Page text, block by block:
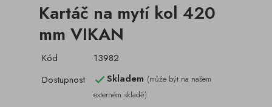
Kartáč na mytí kol 420
mm VIKAN
Kód
13982
Dostupnost
Skladem (může být na našem
externém skladě)